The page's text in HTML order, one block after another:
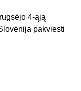
4-ąją
pakviesti